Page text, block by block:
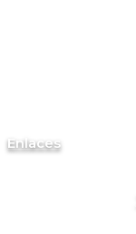
Enlaces